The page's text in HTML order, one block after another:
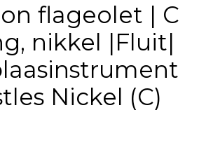
flageolet | C
nikkel |Fluit|
Nickel (C)